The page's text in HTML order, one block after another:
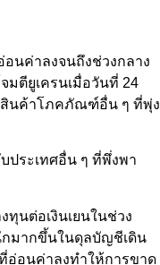
นค่าลงจนถึงช่วงกลาง
มตียูเครนเมื่อวันที่ 24
สินค้าโภคภัณฑ์อื่น ๆ ที่พุ่ง
ประเทศอื่น ๆ ที่พึ่งพา
นต่อเงินเยนในช่วง
มากขึ้นในดุลบัญชีเดิน
อ่อนค่าลงทำให้การขาด